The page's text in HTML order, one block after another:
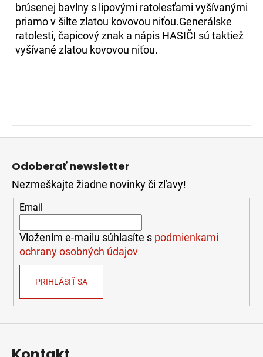
brúsenej bavlny s lipovými ratolesťami vyšívanými
priamo v šilte zlatou kovovou niťou.Generálske
ratolesti, čapicový znak a nápis HASIČI sú taktiež
vyšívané zlatou kovovou niťou.
S
AL
SPOJKOU
(5M)
27,65
Z
Odoberať newsletter
Nezmeškajte žiadne novinky či zľavy!
Email
Vložením e-mailu súhlasíte s podmienkami
ochrany osobných údajov
PRIHLÁSIŤ SA